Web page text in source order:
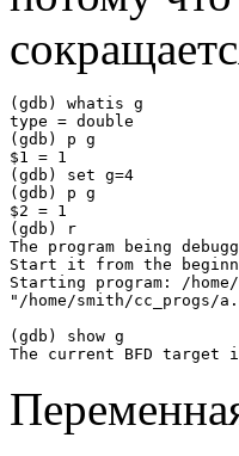
(gdb) whatis g
type = double
(gdb) p g
$1 = 1
(gdb) set g=4
(gdb) p g
$2 = 1
(gdb) r
The program being
Start it from the
Starting program: /
"/home/smith/
(gdb) show g